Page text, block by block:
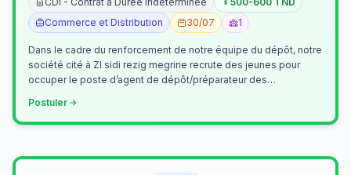
Commerce et Distribution
30/07 1
Dans le cadre du renforcement de notre équipe du dépôt, notre
société cité à ZI sidi rezig megrine recrute des jeunes pour
occuper le poste d’agent de dépôt/préparateur des
Postuler